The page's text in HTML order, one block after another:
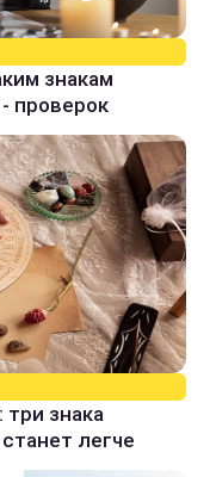
знакам
проверок
три знака
легче